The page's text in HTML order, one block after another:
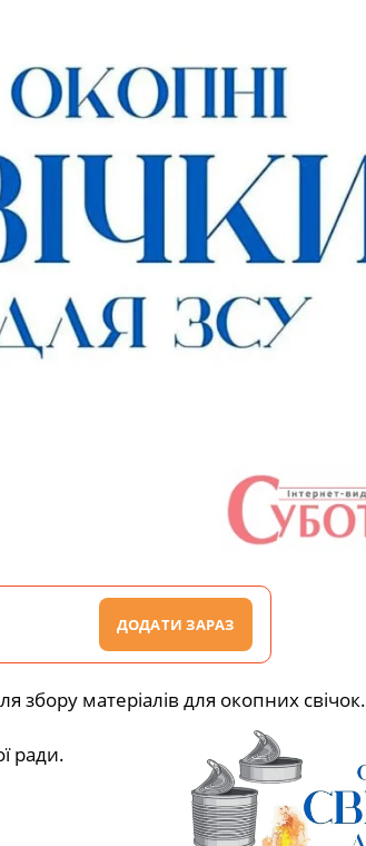
ДОДАТИ ЗАРАЗ
збору матеріалів для окопних свічок.
ради.